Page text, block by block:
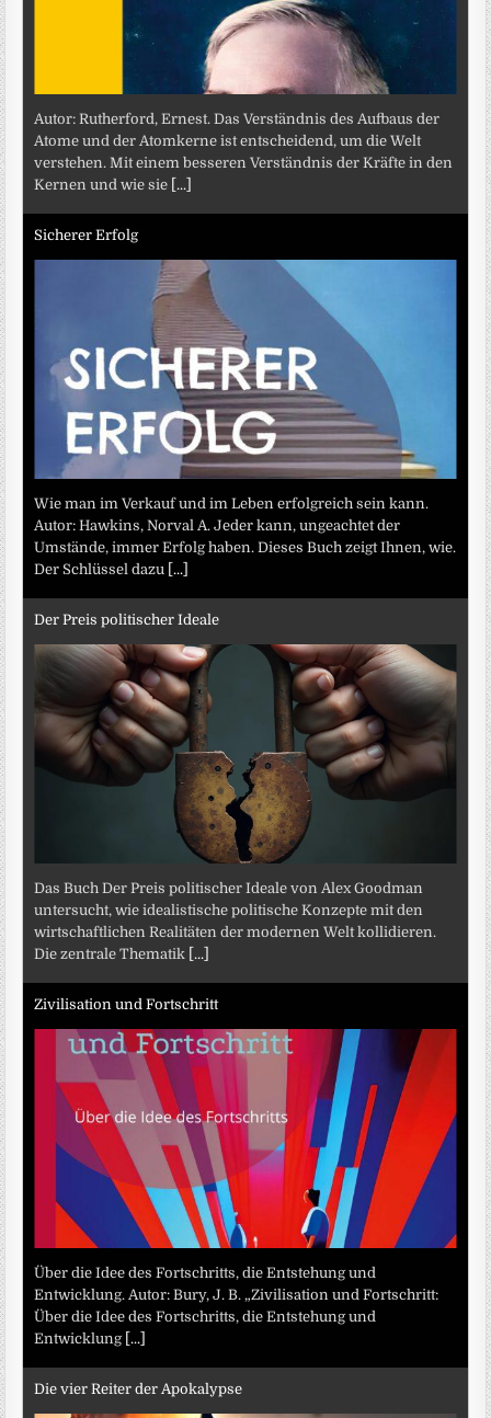
Autor: Rutherford, Ernest. Das Verständnis des Aufbaus der
Atome und der Atomkerne ist entscheidend, um die Welt
verstehen. Mit einem besseren Verständnis der Kräfte in den
Kernen und wie sie [...]
Sicherer Erfolg
Wie man im Verkauf und im Leben erfolgreich sein kann.
Autor: Hawkins, Norval A. Jeder kann, ungeachtet der
Umstände, immer Erfolg haben. Dieses Buch zeigt Ihnen, wie.
Der Schlüssel dazu [...]
Der Preis politischer Ideale
Das Buch Der Preis politischer Ideale von Alex Goodman
untersucht, wie idealistische politische Konzepte mit den
wirtschaftlichen Realitäten der modernen Welt kollidieren.
Die zentrale Thematik [...]
Zivilisation und Fortschritt
Über die Idee des Fortschritts, die Entstehung und
Entwicklung. Autor: Bury, J. B. „Zivilisation und Fortschritt:
Über die Idee des Fortschritts, die Entstehung und
Entwicklung [...]
Die vier Reiter der Apokalypse